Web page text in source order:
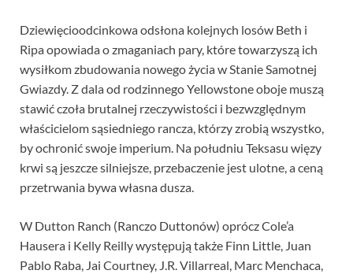
Dziewięcioodcinkowa odsłona kolejnych losów Beth i
Ripa opowiada o zmaganiach pary, które towarzyszą ich
wysiłkom zbudowania nowego życia w Stanie Samotnej
Gwiazdy. Z dala od rodzinnego Yellowstone oboje muszą
stawić czoła brutalnej rzeczywistości i bezwzględnym
właścicielom sąsiedniego rancza, którzy zrobią wszystko,
by ochronić swoje imperium. Na południu Teksasu więzy
krwi są jeszcze silniejsze, przebaczenie jest ulotne, a ceną
przetrwania bywa własna dusza.
W Dutton Ranch (Ranczo Duttonów) oprócz Cole’a
Hausera i Kelly Reilly występują także Finn Little, Juan
Pablo Raba, Jai Courtney, J.R. Villarreal, Marc Menchaca,